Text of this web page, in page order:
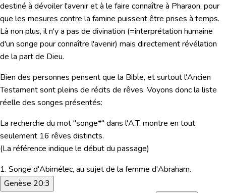
destiné à dévoiler l'avenir et à le faire connaître à Pharaon, pour
que les mesures contre la famine puissent être prises à temps.
Là non plus, il n'y a pas de divination (=interprétation humaine
d'un songe pour connaître l'avenir) mais directement révélation
de la part de Dieu.
Bien des personnes pensent que la Bible, et surtout l'Ancien
Testament sont pleins de récits de rêves. Voyons doncla liste
réelle des songes présentés:
La recherche du mot "songe*" dans l'A.T. montre en tout
seulement 16 rêves distincts.
(La référence indique le début du passage)
1. Songe d'Abimélec, au sujet de la femme d'Abraham.
Genèse 20:3